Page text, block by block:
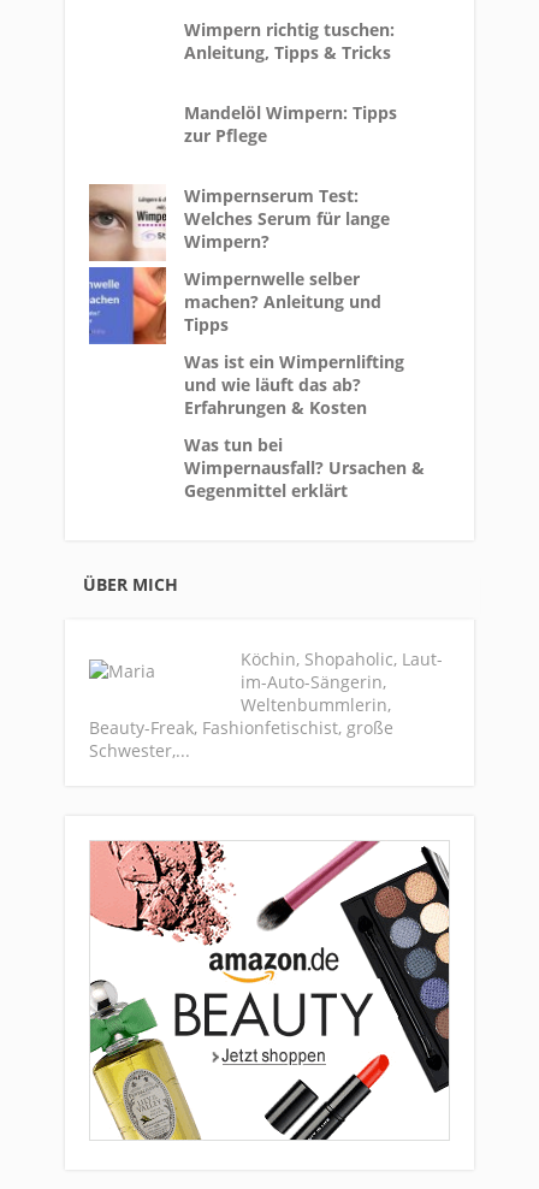
Wimpern richtig tuschen:
Anleitung, Tipps & Tricks
Mandelöl Wimpern: Tipps
zur Pflege
Wimpernserum Test:
Welches Serum für lange
Wimpern?
Wimpernwelle selber
machen? Anleitung und
Tipps
Was ist ein Wimpernlifting
und wie läuft das ab?
Erfahrungen & Kosten
Was tun bei
Wimpernausfall? Ursachen &
Gegenmittel erklärt
ÜBER MICH
Köchin, Shopaholic, Laut-
im-Auto-Sängerin,
Weltenbummlerin,
Beauty-Freak, Fashionfetischist, große
Schwester,...